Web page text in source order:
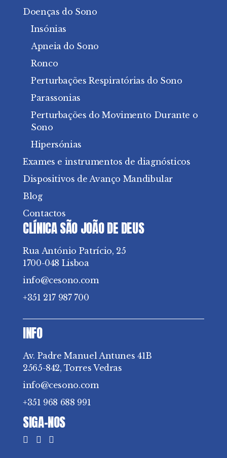
Doenças do Sono
Insónias
Apneia do Sono
Ronco
Perturbações Respiratórias do Sono
Parassonias
Perturbações do Movimento Durante o
Sono
Hipersónias
Exames e instrumentos de diagnósticos
Dispositivos de Avanço Mandibular
Blog
Contactos
CLÍNICA SÃO JOÃO DE DEUS
Rua António Patrício, 25
1700-048 Lisboa
info@cesono.com
+351 217 987 700
INFO
Av. Padre Manuel Antunes 41B
2565-842, Torres Vedras
info@cesono.com
+351 968 688 991
SIGA-NOS